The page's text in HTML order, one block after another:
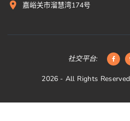
嘉峪关市溜慧湾174号
社交平台:
2026 - All Rights Reserved